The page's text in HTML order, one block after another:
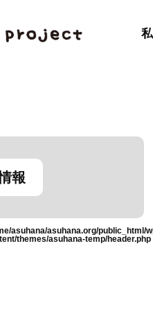
報
asuhana/asuhana.org/public_html/
themes/asuhana-temp/header.php